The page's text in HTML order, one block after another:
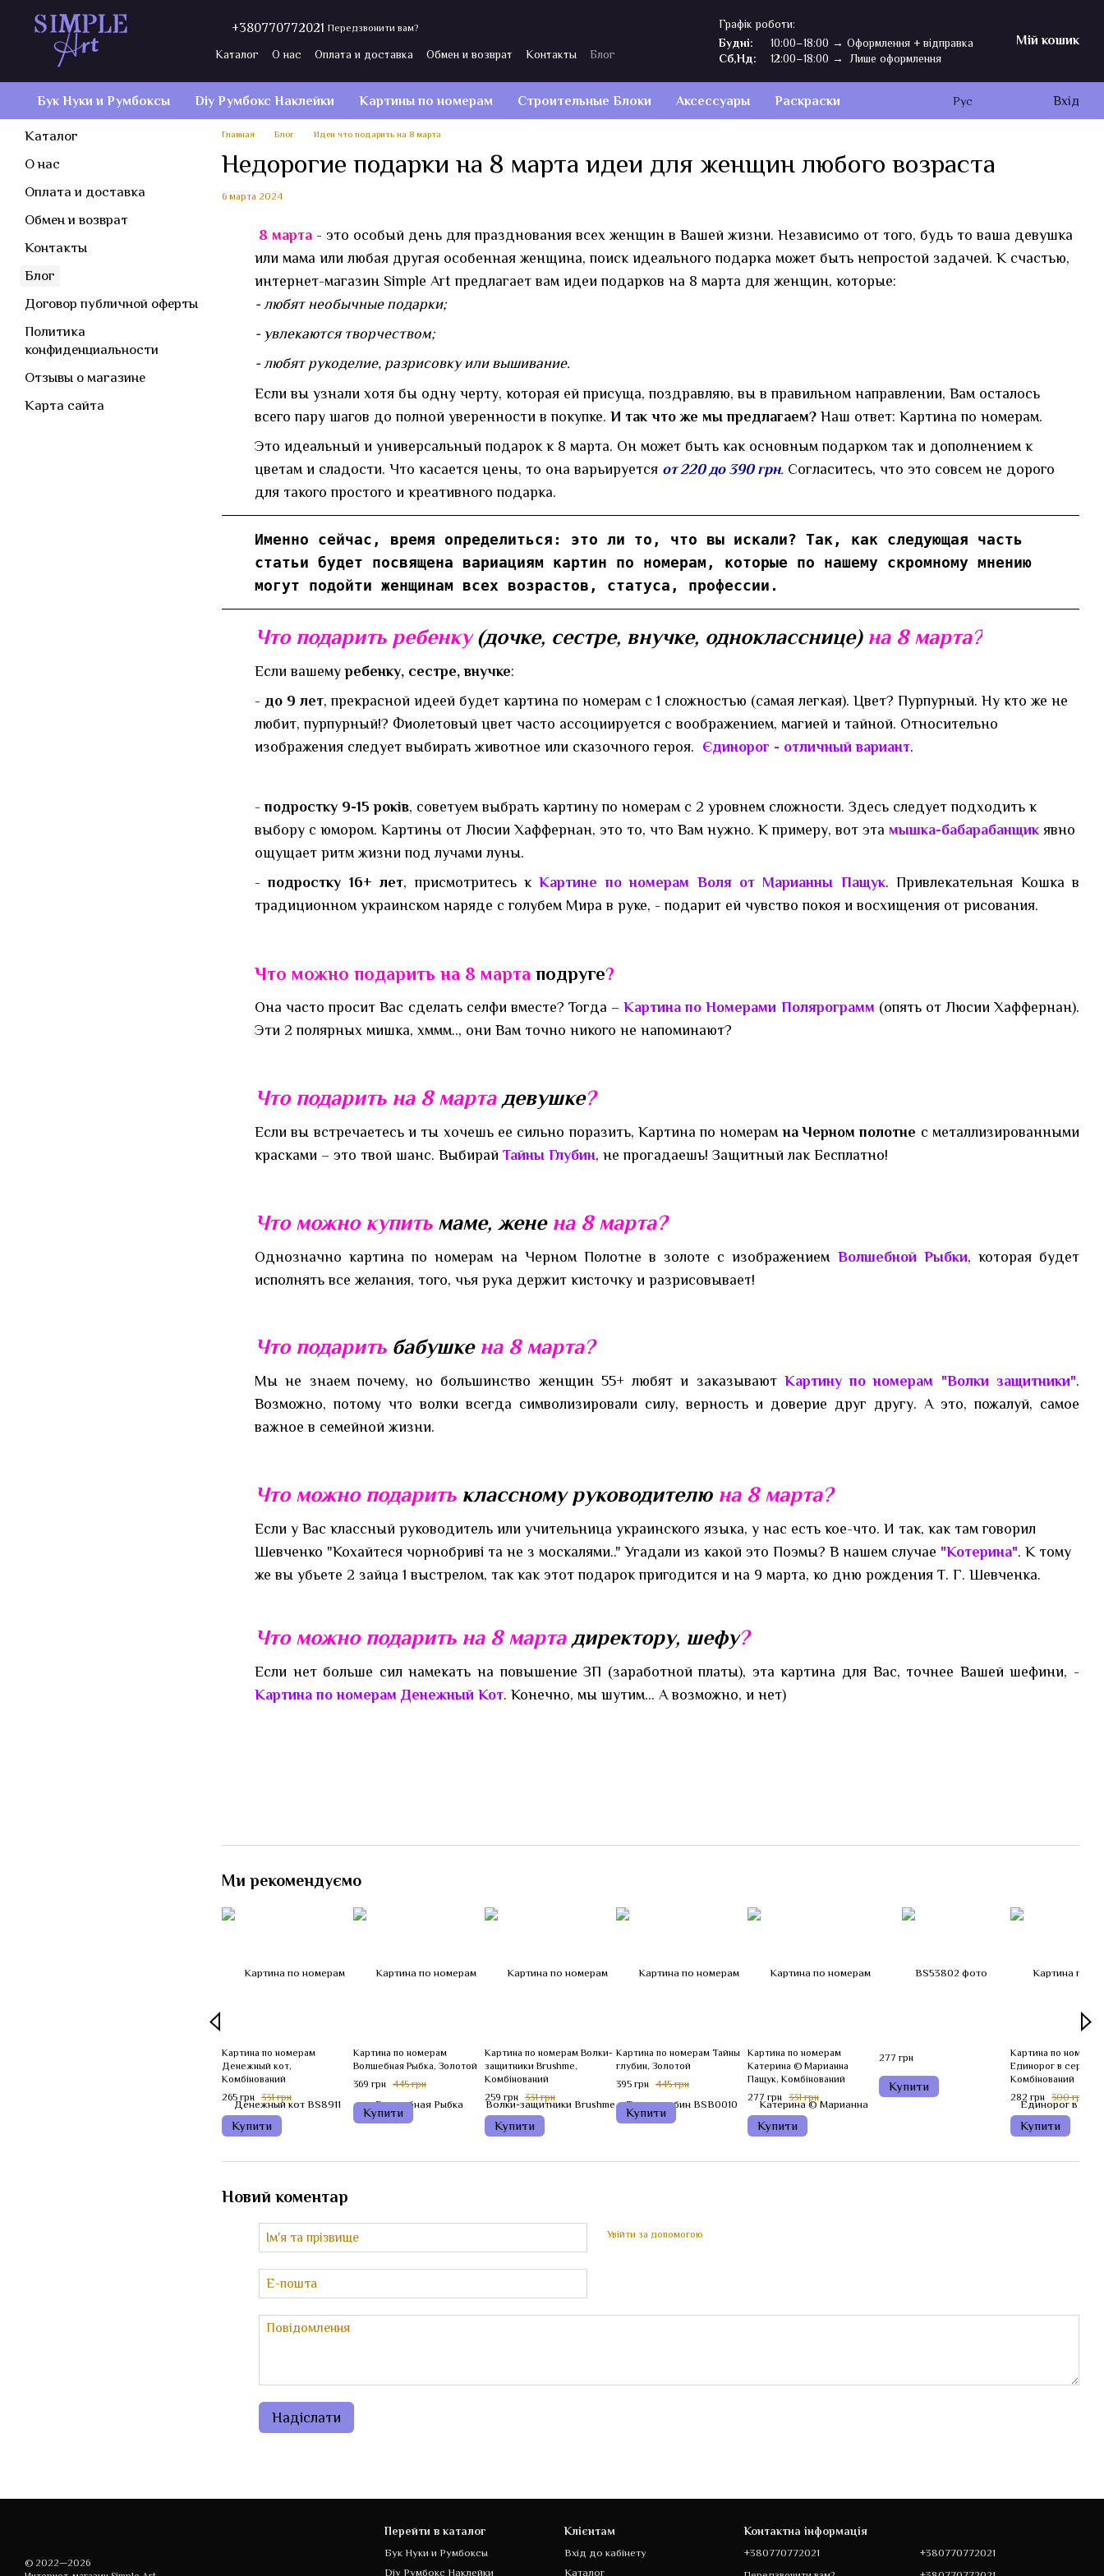
Перейти к основному контенту
+380770772021 Передзвонити вам?
Каталог О нас Оплата и доставка Обмен и возврат Контакты
Блог
Графік роботи:
Будні:
10:00–18:00 → Оформлення + відправка
Сб,Нд:
12:00–18:00 → Лише оформлення
Мій кошик
Бук Нуки и Румбокcы Diy Румбокс Наклейки Картины по номерам Строительные Блоки Аксессуары Раскраски Рус Вхід
Главная Блог Идеи что подарить на 8 марта
Недорогие подарки на 8 марта идеи для женщин любого возраста
6 марта 2024
8 марта - это особый день для празднования всех женщин в Вашей жизни. Независимо от того, будь то ваша девушка
или мама или любая другая особенная женщина, поиск идеального подарка может быть непростой задачей. К счастью,
интернет-магазин Simple Art предлагает вам идеи подарков на 8 марта для женщин, которые:
- любят необычные подарки;
- увлекаются творчеством;
- любят рукоделие, разрисовку или вышивание.
Если вы узнали хотя бы одну черту, которая ей присуща, поздравляю, вы в правильном направлении, Вам осталось
всего пару шагов до полной уверенности в покупке. И так что же мы предлагаем? Наш ответ: Картина по номерам.
Это идеальный и универсальный подарок к 8 марта. Он может быть как основным подарком так и дополнением к
цветам и сладости. Что касается цены, то она варьируется от 220 до 390 грн. Согласитесь, что это совсем не дорого
для такого простого и креативного подарка.
Именно сейчас, время определиться: это ли то, что вы искали? Так, как следующая часть
статьи будет посвящена вариациям картин по номерам, которые по нашему скромному мнению
могут подойти женщинам всех возрастов, статуса, профессии.
Что подарить ребенку(дочке, сестре, внучке, однокласснице) на 8 марта?
Если вашемуребенку, сестре, внучке:
- до 9 лет,прекрасной идеей будет картина по номерам с 1 сложностью (самая легкая). Цвет? Пурпурный. Ну кто же не
любит, пурпурный!? Фиолетовый цвет часто ассоциируется с воображением, магией и тайной. Относительно
изображения следует выбирать животное или сказочного героя. Єдинорог - отличный вариант.
-подростку 9-15 років, советуем выбрать картину по номерам с 2 уровнем сложности. Здесь следует подходить к
выбору с юмором. Картины от Люсии Хаффернан, это то, что Вам нужно. К примеру, вот эта мышка-бабарабанщик явно
ощущает ритм жизни под лучами луны.
-подростку 16+ лет, присмотритесь кКартине по номерам Воля от Марианны Пащук. Привлекательная Кошка в
традиционном украинском наряде с голубем Мира в руке, - подарит ей чувство покоя и восхищения от рисования.
Что можно подарить на 8 марта подруге?
Она часто просит Вас сделать селфи вместе? Тогда –Картина по Номерами Полярограмм(опять от Люсии Хаффернан).
Эти 2 полярных мишка, хммм.., они Вам точно никого не напоминают?
Что подарить на 8 марта девушке?
Если вы встречаетесь и ты хочешь ее сильно поразить, Картина по номерамна Черном полотне с металлизированными
красками – это твой шанс. Выбирай Тайны Глубин, не прогадаешь! Защитный лак Бесплатно!
Что можно купить маме, жене на 8 марта?
Однозначно картина по номерам на Черном Полотне в золоте с изображением Волшебной Рыбки, которая будет
исполнять все желания, того, чья рука держит кисточку и разрисовывает!
Что подарить бабушке на 8 марта?
Мы не знаем почему, но большинство женщин 55+ любят и заказывают Картину по номерам "Волки защитники".
Возможно, потому что волки всегда символизировали силу, верность и доверие друг другу. А это, пожалуй, самое
важное в семейной жизни.
Что можно подарить классному руководителю на 8 марта?
Если у Вас классный руководитель или учительница украинского языка, у нас есть кое-что. И так, как там говорил
Шевченко "Кохайтеся чорнобриві та не з москалями.." Угадали из какой это Поэмы? В нашем случае "Котерина". К тому
же вы убьете 2 зайца 1 выстрелом, так как этот подарок пригодится и на 9 марта, ко дню рождения Т. Г. Шевченка.
Что можно подарить на 8 марта директору, шефу?
Если нет больше сил намекать на повышение ЗП (заработной платы), эта картина для Вас, точнее Вашей шефини, -
Картина по номерам Денежный Кот. Конечно, мы шутим… А возможно, и нет)
Ми рекомендуємо
Картина по номерам
Денежный кот,
Комбінований
265 грн
331 грн
Купити
Картина по номерам
Волшебная Рыбка, Золотой
369 грн
445 грн
Купити
Картина по номерам Волки-
защитники Brushme,
Комбінований
259 грн
331 грн
Купити
Картина по номерам Тайны
глубин, Золотой
395 грн
445 грн
Купити
Картина по номерам
Катерина © Марианна
Пащук, Комбінований
277 грн
331 грн
Купити
277 грн
Купити
Картина по номерам
Единорог в
Комбінований
282 грн
300 грн
Купити
Новий коментар
Увійти за допомогою
Надіслати
Каталог
О нас
Оплата и доставка
Обмен и возврат
Контакты
Блог
Договор публичной оферты
Политика
конфиденциальности
Отзывы о магазине
Карта сайта
© 2022—2026
Перейти в каталог
Бук Нуки и Румбокcы
Diy Румбокс Наклейки
Клієнтам
Вхід до кабінету
Каталог
Контактна інформація
+380770772021
+380770772021